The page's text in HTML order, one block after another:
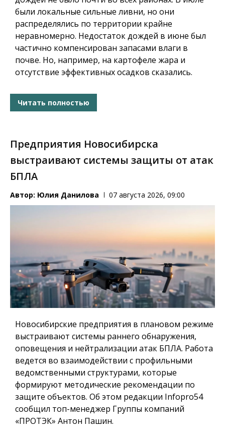
были локальные сильные ливни, но они
распределялись по территории крайне
неравномерно. Недостаток дождей в июне был
частично компенсирован запасами влаги в
почве. Но, например, на картофеле жара и
отсутствие эффективных осадков сказались.
Читать полностью
Предприятия Новосибирска
выстраивают системы защиты от атак
БПЛА
Автор: Юлия Данилова 07 августа 2026, 09:00
Новосибирские предприятия в плановом режиме
выстраивают системы раннего обнаружения,
оповещения и нейтрализации атак БПЛА. Работа
ведется во взаимодействии с профильными
ведомственными структурами, которые
формируют методические рекомендации по
защите объектов. Об этом редакции Infopro54
сообщил топ-менеджер Группы компаний
«ПРОТЭК» Антон Пашин.